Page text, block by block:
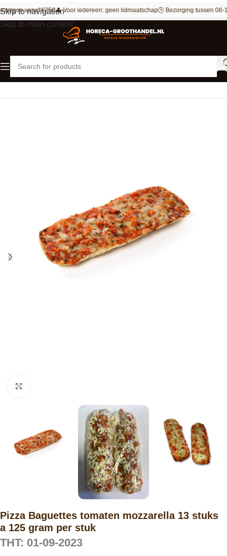
Skip to navigation
Skip to main content
vanaf €250👤 Voor iedereen: geen lidmaatschap🕒 Bezorging tussen 08-
Home Snacks Pizza's
Pizza Baguettes tomaten mozzarella 13 stuks
a 125 gram per stuk
THT: 01-09-2023